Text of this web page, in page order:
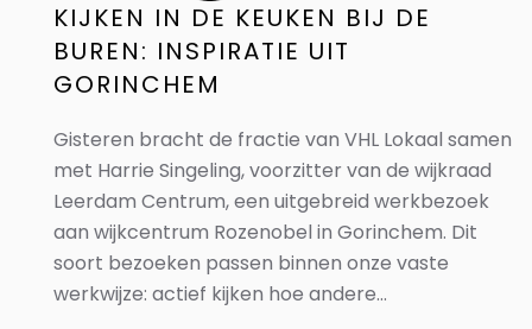
KIJKEN IN DE KEUKEN BIJ DE
BUREN: INSPIRATIE UIT
GORINCHEM
Gisteren bracht de fractie van VHL Lokaal samen
met Harrie Singeling, voorzitter van de wijkraad
Leerdam Centrum, een uitgebreid werkbezoek
aan wijkcentrum Rozenobel in Gorinchem. Dit
soort bezoeken passen binnen onze vaste
werkwijze: actief kijken hoe andere...